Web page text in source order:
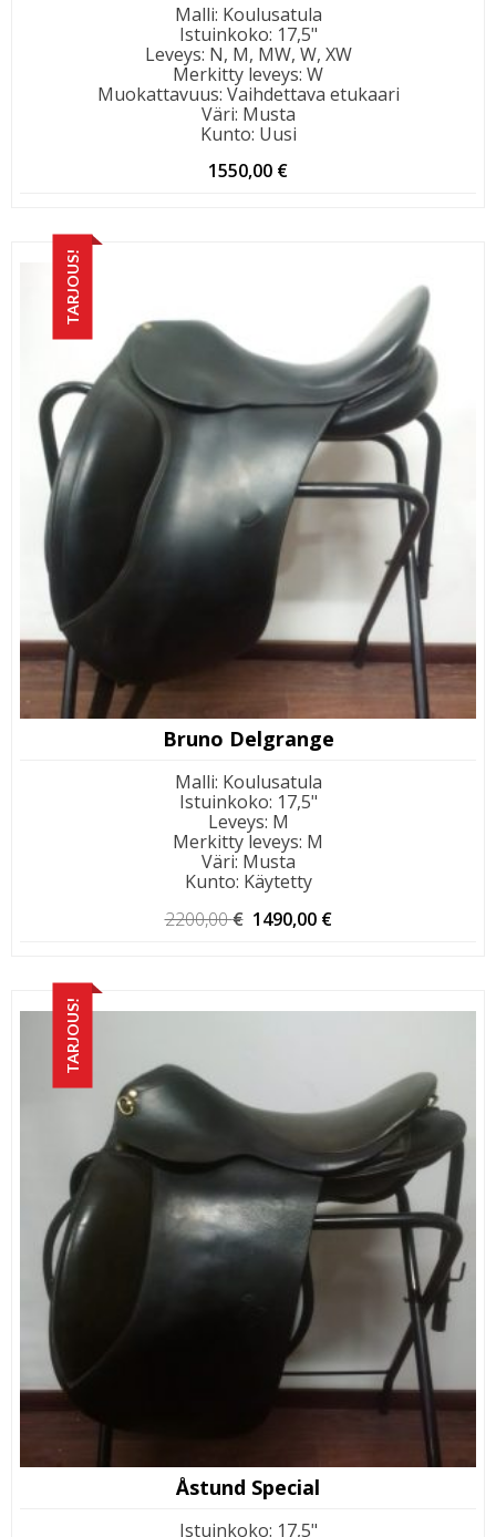
Malli: Koulusatula
Istuinkoko: 17,5"
Leveys: N, M, MW, W, XW
Merkitty leveys: W
Muokattavuus: Vaihdettava etukaari
Väri: Musta
Kunto: Uusi
1550,00 €
TARJOUS!
Bruno Delgrange
Malli: Koulusatula
Istuinkoko: 17,5"
Leveys: M
Merkitty leveys: M
Väri: Musta
Kunto: Käytetty
2200,00€ Alkuperäinen
1490,00 €
TARJOUS!
Åstund Special
Istuinkoko: 17,5"